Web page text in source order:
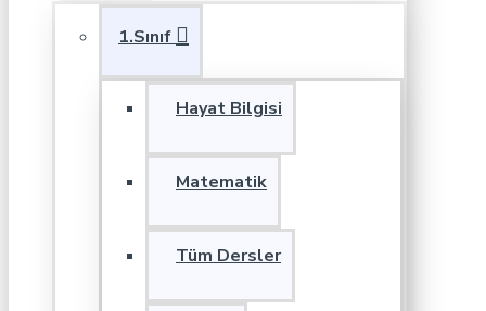
1.Sınıf
Hayat Bilgisi
Matematik
Tüm Dersler